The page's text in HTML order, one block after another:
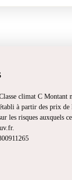
climat C Montant
à partir des prix
les risques auxquels